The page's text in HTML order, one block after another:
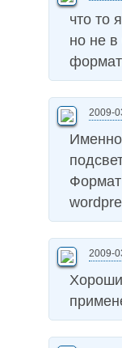
что то
но не в
2009-
Именно
2009-